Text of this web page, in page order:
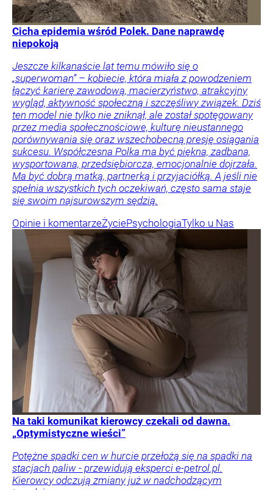
Cicha epidemia wśród Polek. Dane naprawdę
niepokoją
Jeszcze kilkanaście lat temu mówiło się o
„superwoman” – kobiecie, która miała z powodzeniem
łączyć karierę zawodową, macierzyństwo, atrakcyjny
wygląd, aktywność społeczną i szczęśliwy związek. Dziś
ten model nie tylko nie zniknął, ale został spotęgowany
przez media społecznościowe, kulturę nieustannego
porównywania się oraz wszechobecną presję osiągania
sukcesu. Współczesna Polka ma być piękna, zadbana,
wysportowana, przedsiębiorcza, emocjonalnie dojrzała.
Ma być dobrą matką, partnerką i przyjaciółką. A jeśli nie
spełnia wszystkich tych oczekiwań, często sama staje
się swoim najsurowszym sędzią.
Opinie i komentarzeŻyciePsychologiaTylko u Nas
Na taki komunikat kierowcy czekali od dawna.
„Optymistyczne wieści”
Potężne spadki cen w hurcie przełożą się na spadki na
stacjach paliw - przewidują eksperci e-petrol.pl.
Kierowcy odczują zmiany już w nadchodzącym